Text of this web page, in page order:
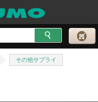
その他サプライ